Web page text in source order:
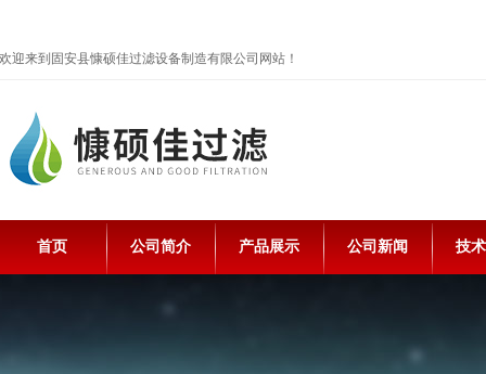
欢迎来到固安县慷硕佳过滤设备制造有限公司网站！
首页 公司简介 产品展示 公司新闻 技